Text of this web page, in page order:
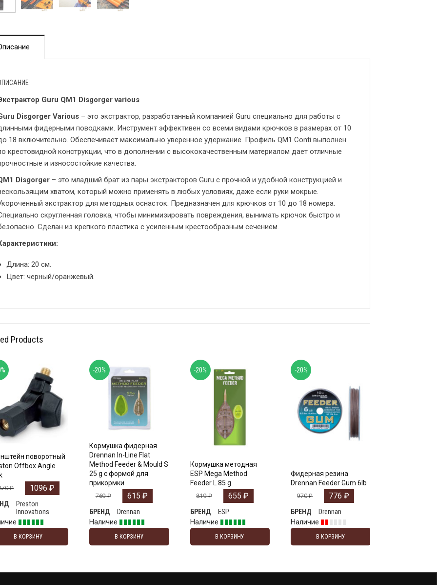
Guru QM1 Disgorger various
Disgorger Various – это экстрактор, разработанный компанией Guru специально для работы с
фидерными поводками. Инструмент эффективен со всеми видами крючков в размерах от 10
18 включительно. Обеспечивает максимально уверенное удержание. Профиль QM1 Conti выполнен
крестовидной конструкции, что в дополнении с высококачественным материалом дает отличные
и износостойкие качества.
Disgorger – это младший брат из пары экстракторов Guru с прочной и удобной конструкцией и
хватом, который можно применять в любых условиях, даже если руки мокрые.
экстрактор для методных оснасток. Предназначен для крючков от 10 до 18 номера.
скругленная головка, чтобы минимизировать повреждения, вынимать крючок быстро и
Сделан из крепкого пластика с усиленным крестообразным сечением.
Длина: 20 см.
Цвет: черный/оранжевый.
Products
поворотный
Offbox Angle
₽ 1096 ₽
Preston
Innovations
В КОРЗИНУ
Кормушка фидерная
Drennan In-Line Flat
Method Feeder & Mould S
25 g с формой для
прикормки
769₽ 615 ₽
БРЕНД
Drennan
Наличие
В КОРЗИНУ
-20%
Кормушка методная
ESP Mega Method
Feeder L 85 g
819₽ 655 ₽
БРЕНД
ESP
Наличие
В КОРЗИНУ
-20%
Фидерная резина
Drennan Feeder Gum 6lb
970₽ 776₽
БРЕНД
Drennan
Наличие
В КОРЗИНУ
-20%